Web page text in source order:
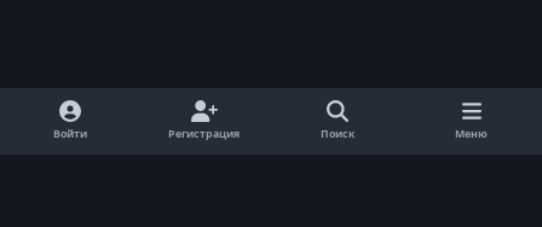
Войти Регистрация Поиск Меню